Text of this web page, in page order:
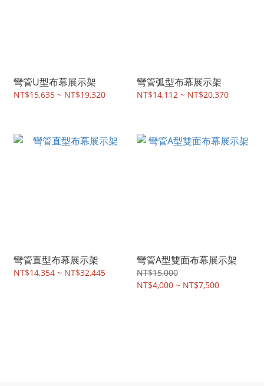
彎管U型布幕展示架
NT$15,635 ~ NT$19,320
彎管弧型布幕展示架
NT$14,112 ~ NT$20,370
彎管直型布幕展示架
NT$14,354 ~ NT$32,445
彎管A型雙面布幕展示架
NT$15,000
NT$4,000 ~ NT$7,500